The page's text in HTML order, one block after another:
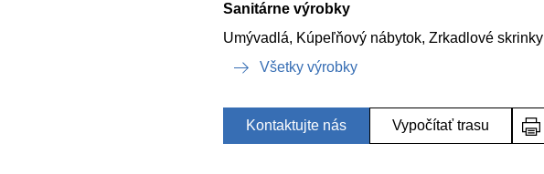
Sanitárne výrobky
Umývadlá, Kúpeľňový nábytok, Zrkadlové skrinky
Všetky výrobky
Kontaktujte nás Vypočítať trasu